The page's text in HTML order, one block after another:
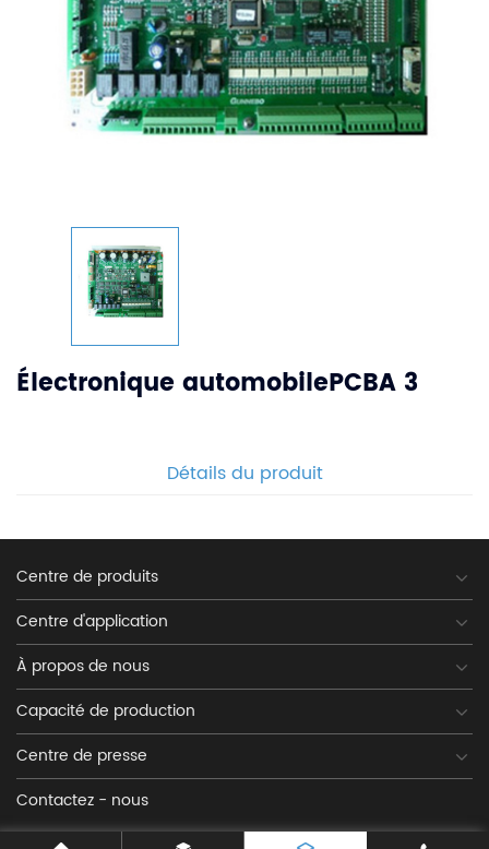
Électronique automobilePCBA 3
Détails du produit
Centre de produits
Centre d'application
À propos de nous
Capacité de production
Centre de presse
Contactez - nous